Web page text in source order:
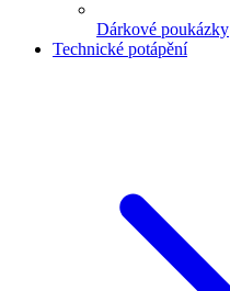
Dárkové poukázky
Technické potápění